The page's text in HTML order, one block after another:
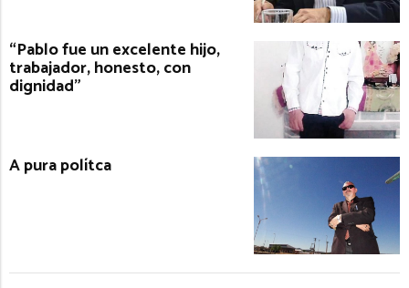
“Pablo fue un excelente hijo,
trabajador, honesto, con
dignidad”
A pura polítca